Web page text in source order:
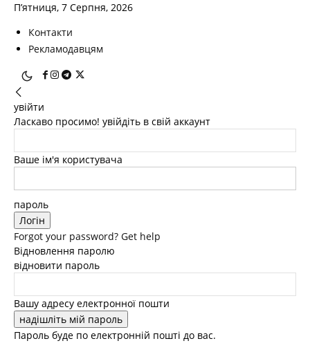
П’ятниця, 7 Серпня, 2026
Контакти
Рекламодавцям
увійти
Ласкаво просимо! увійдіть в свій аккаунт
Ваше ім'я користувача
пароль
Forgot your password? Get help
Відновлення паролю
відновити пароль
Вашу адресу електронної пошти
Пароль буде по електронній пошті до вас.